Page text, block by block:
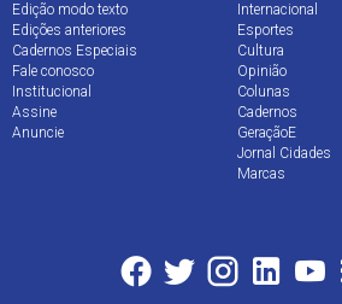
Edição modo texto
Edições anteriores
Cadernos Especiais
Fale conosco
Institucional
Assine
Anuncie
Internacional
Esportes
Cultura
Opinião
Colunas
Cadernos
GeraçãoE
Jornal Cidades
Marcas